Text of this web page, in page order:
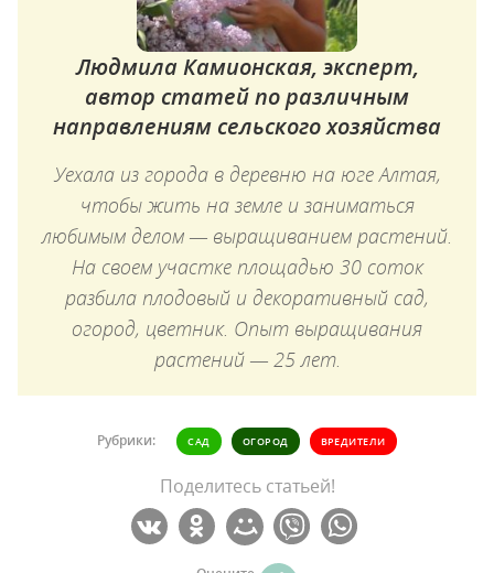
Людмила Камионская, эксперт,
автор статей по различным
направлениям сельского хозяйства
Уехала из города в деревню на юге Алтая,
чтобы жить на земле и заниматься
любимым делом — выращиванием растений.
На своем участке площадью 30 соток
разбила плодовый и декоративный сад,
огород, цветник. Опыт выращивания
растений — 25 лет.
Рубрики: САД ОГОРОД ВРЕДИТЕЛИ
Поделитесь статьей!